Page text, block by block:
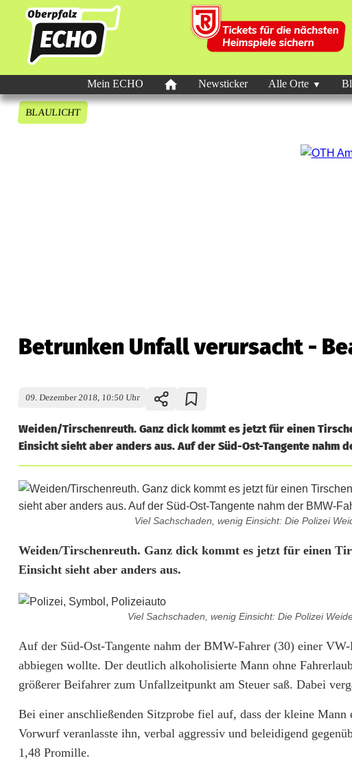
Mein ECHO Newsticker Alle Orte
BLAULICHT
Betrunken Unfall verursacht -
09. Dezember 2018, 10:50 Uhr
Weiden/Tirschenreuth. Ganz dick kommt es jetzt für einen
Einsicht sieht aber anders aus. Auf der Süd-Ost-Tangente nahm
Viel Sachschaden, wenig Einsicht: Die Polizei
B
e
t
u
n
k
e
n
Weiden/Tirschenreuth. Ganz dick kommt es jetzt für einen
Einsicht sieht aber anders aus.
Viel Sachschaden, wenig Einsicht: Die Polizei
Auf der Süd-Ost-Tangente nahm der BMW-Fahrer (30) einer
abbiegen wollte. Der deutlich alkoholisierte Mann ohne
größerer Beifahrer zum Unfallzeitpunkt am Steuer saß. Dabei
Bei einer anschließenden Sitzprobe fiel auf, dass der kleine
Vorwurf veranlasste ihn, verbal aggressiv und beleidigend
1,48 Promille.